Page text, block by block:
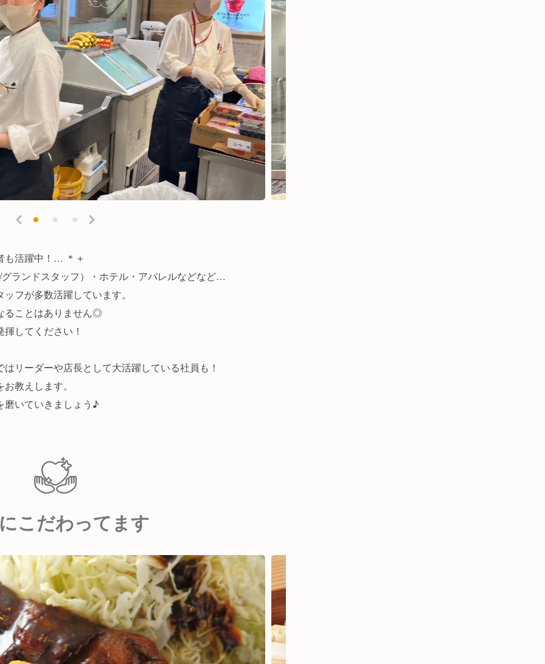
も活躍中！… ＊＋
ランドスタッフ）・ホテル・アパレルなどなど…
フが多数活躍しています。
ることはありません◎
してください！
リーダーや店長として大活躍している社員も！
教えします。
磨いていきましょう♪
こだわってます